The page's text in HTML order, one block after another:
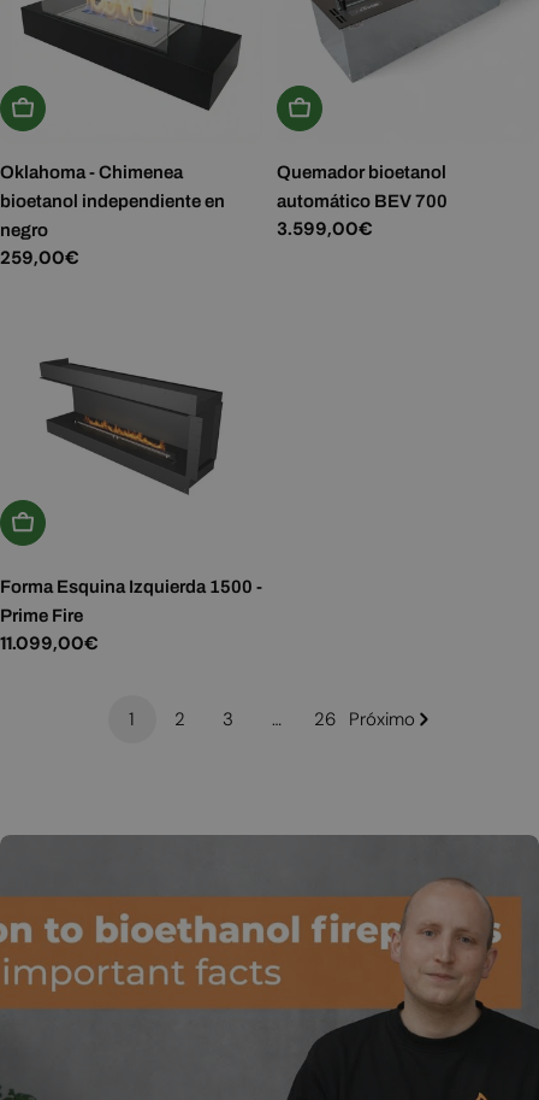
Añadir A La Cesta
Oklahoma - Chimenea
bioetanol independiente en
negro
Precio
259,00€
Añadir A La Cesta
Quemador bioetanol
automático BEV 700
Precio
3.599,00€
Añadir A La Cesta
Forma Esquina Izquierda 1500 -
Prime Fire
Precio
11.099,00€
1 2 3 … 26 Próximo